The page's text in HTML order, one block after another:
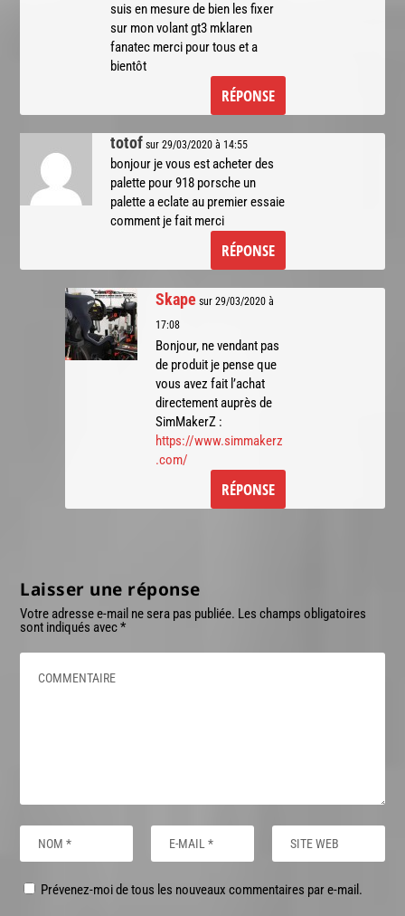
suis en mesure de bien les fixer
sur mon volant gt3 mklaren
fanatec merci pour tous et a
bientôt
RÉPONSE
totof sur 29/03/2020 à 14:55
bonjour je vous est acheter des
palette pour 918 porsche un
palette a eclate au premier essaie
comment je fait merci
RÉPONSE
Skape sur 29/03/2020 à
17:08
Bonjour, ne vendant pas
de produit je pense que
vous avez fait l’achat
directement auprès de
SimMakerZ :
https://www.simmakerz
.com/
RÉPONSE
Laisser une réponse
Votre adresse e-mail ne sera pas publiée. Les champs obligatoires
sont indiqués avec*
Prévenez-moi de tous les nouveaux commentaires par e-mail.